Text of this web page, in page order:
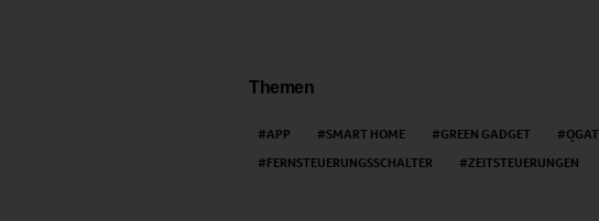
Themen
APP SMART HOME GREEN GADGET
FERNSTEUERUNGSSCHALTER
ZEITSTEUERUNGEN